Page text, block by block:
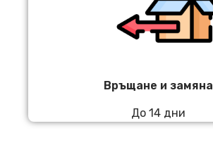
Връщане и замяна
До 14 дни